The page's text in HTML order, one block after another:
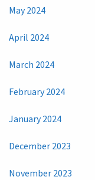
May 2024
April 2024
March 2024
February 2024
January 2024
December 2023
November 2023